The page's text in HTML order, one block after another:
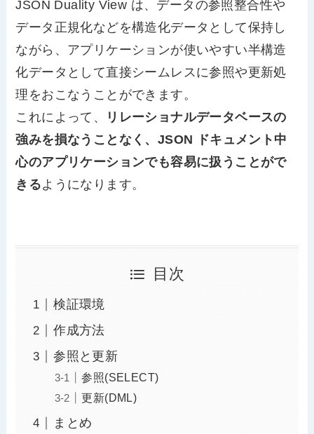
JSON Duality View は、データの参照整合性や
データ正規化などを構造化データとして保持し
ながら、アプリケーションが使いやすい半構造
化データとして直接シームレスに参照や更新処
理をおこなうことができます。
これによって、
リレーショナルデータベースの
強みを損なうことなく、JSON ドキュメント中
心のアプリケーションでも容易に扱うことがで
きるようになります。
目次
検証環境
作成方法
参照と更新
参照(SELECT)
更新(DML)
まとめ